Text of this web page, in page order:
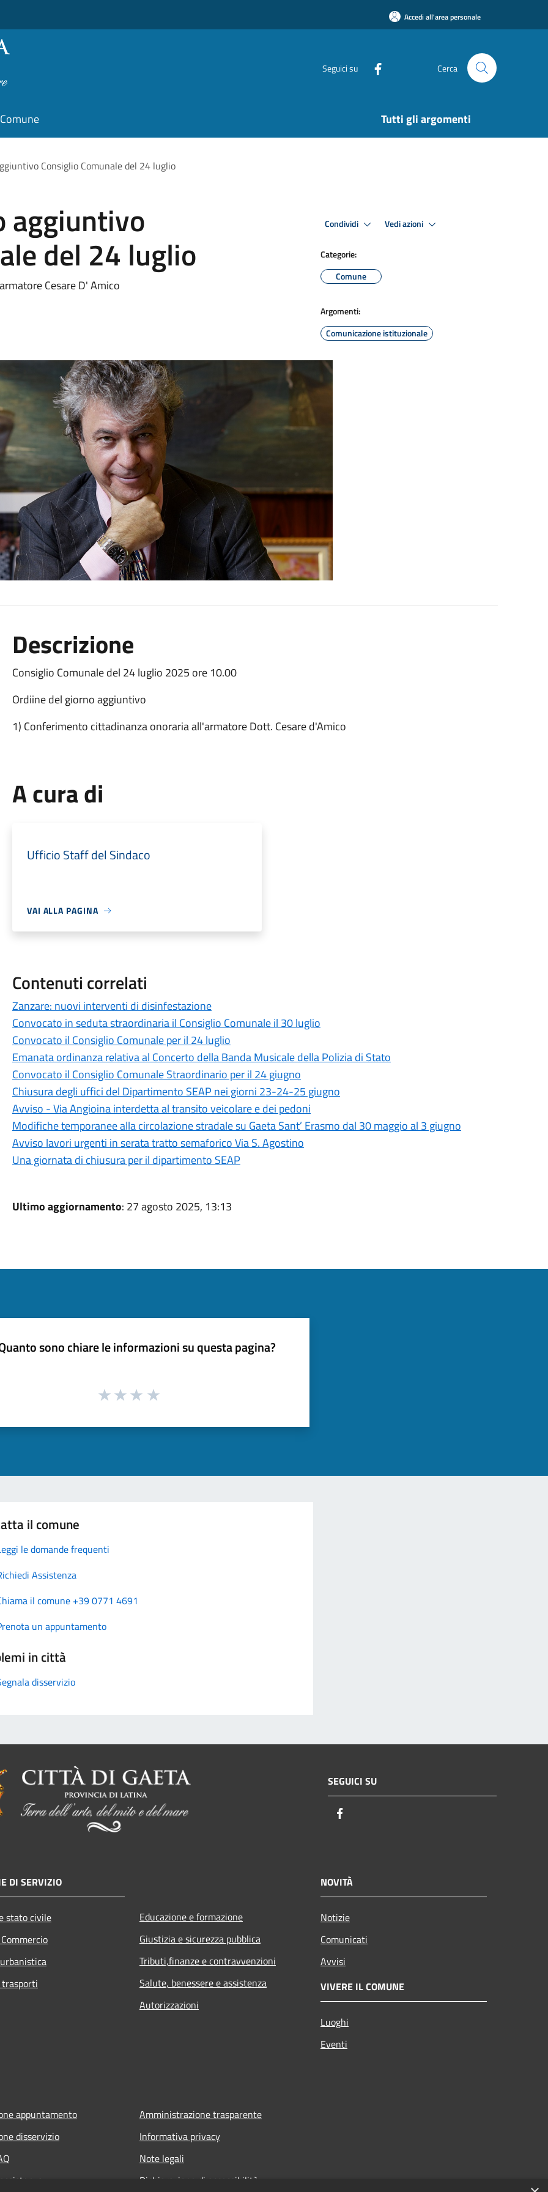
Accedi all'area personale
Seguici su Cerca
Tutti gli argomenti
Consiglio Comunale del 24 luglio
aggiuntivo
del 24 luglio
Cesare D' Amico
Condividi Vedi azioni
Categorie:
Comune
Argomenti:
Comunicazione istituzionale
Descrizione
Consiglio Comunale del 24 luglio 2025 ore 10.00
Ordiine del giorno aggiuntivo
1) Conferimento cittadinanza onoraria all'armatore Dott. Cesare d'Amico
A cura di
Ufficio Staff del Sindaco
VAI ALLA PAGINA
Contenuti correlati
Zanzare: nuovi interventi di disinfestazione
Convocato in seduta straordinaria il Consiglio Comunale il 30 luglio
Convocato il Consiglio Comunale per il 24 luglio
Emanata ordinanza relativa al Concerto della Banda Musicale della Polizia di Stato
Convocato il Consiglio Comunale Straordinario per il 24 giugno
Chiusura degli uffici del Dipartimento SEAP nei giorni 23-24-25 giugno
Avviso - Via Angioina interdetta al transito veicolare e dei pedoni
Modifiche temporanee alla circolazione stradale su Gaeta Sant’ Erasmo dal 30 maggio al 3 giugno
Avviso lavori urgenti in serata tratto semaforico Via S. Agostino
Una giornata di chiusura per il dipartimento SEAP
Ultimo aggiornamento: 27 agosto 2025, 13:13
sono chiare le informazioni su questa pagina?
il comune
le domande frequenti
Assistenza
il comune +39 0771 4691
un appuntamento
in città
disservizio
SEGUICI SU
DI SERVIZIO
stato civile
Educazione e formazione
Giustizia e sicurezza pubblica
Tributi,finanze e contravvenzioni
Salute, benessere e assistenza
Autorizzazioni
NOVITÀ
Notizie
Comunicati
Avvisi
VIVERE IL COMUNE
Luoghi
Eventi
appuntamento
disservizio
Amministrazione trasparente
Informativa privacy
Note legali
Dichiarazione di accessibilità